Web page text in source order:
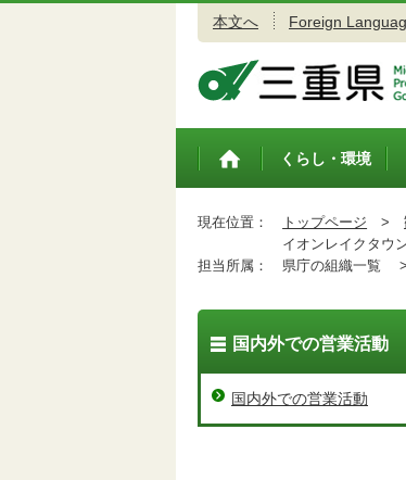
本文へ Foreign
トップペ
くらし・環境
現在位置： トップページ >
イオンレイクタウ
担当所属：
県庁の組織一覧 >
国内外での営業活動
国内外での営業活動